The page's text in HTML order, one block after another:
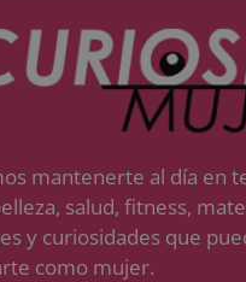
mantenerte al día en
salud, fitness,
y curiosidades que
como mujer.